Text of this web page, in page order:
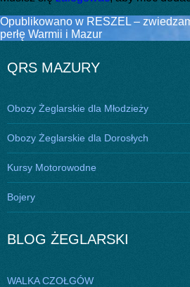
Nawigacja
wpisu
Opublikowano w RESZEL –
perłę Warmii i Mazur
QRS MAZURY
Obozy Żeglarskie dla Młodzieży
Obozy Żeglarskie dla Dorosłych
Kursy Motorowodne
Bojery
BLOG ŻEGLARSKI
WALKA CZOŁGÓW